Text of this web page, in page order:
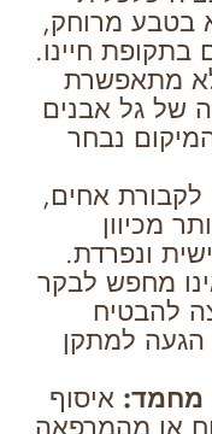
בטבע מרוחק,
חיינו.
מתאפשרת
של גל אבנים
נבחר
לקבורת אחים,
מכיוון
ונפרדת.
מחפש לבקר
להבטיח
למתקן
מחמד: איסוף